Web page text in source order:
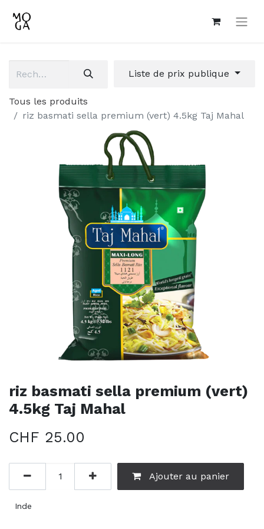
Liste de prix publique
Tous les produits
riz basmati sella premium (vert) 4.5kg Taj Mahal
riz basmati sella premium (vert)
4.5kg Taj Mahal
CHF 25.00
Ajouter au panier
Inde